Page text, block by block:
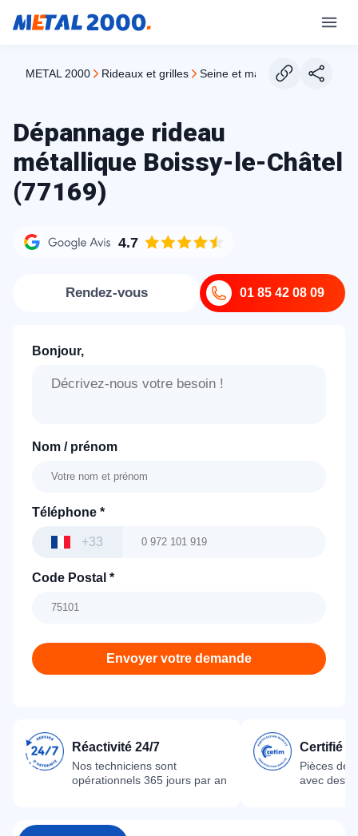
METAL 2000 rideaux et grilles seine et marne boissy le
Dépannage rideau
métallique Boissy-le-Châtel
(77169)
4.7
01 85 42 08 09
Rendez-vous
Bonjour,
Nom / prénom
Téléphone *
+33
Code Postal *
Envoyer votre demande
Réactivité 24/7
Nos techniciens sont
opérationnels 365 jours par an
Certifié
Pièces
avec des